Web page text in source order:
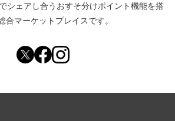
シェアし合う おすそ分けポイント機能を搭
合マーケットプレイスです。